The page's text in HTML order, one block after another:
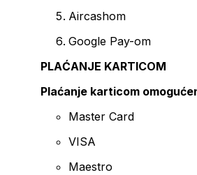
Aircashom
Google Pay-om
PLAĆANJE KARTICOM
Plaćanje karticom
Master Card
VISA
Maestro